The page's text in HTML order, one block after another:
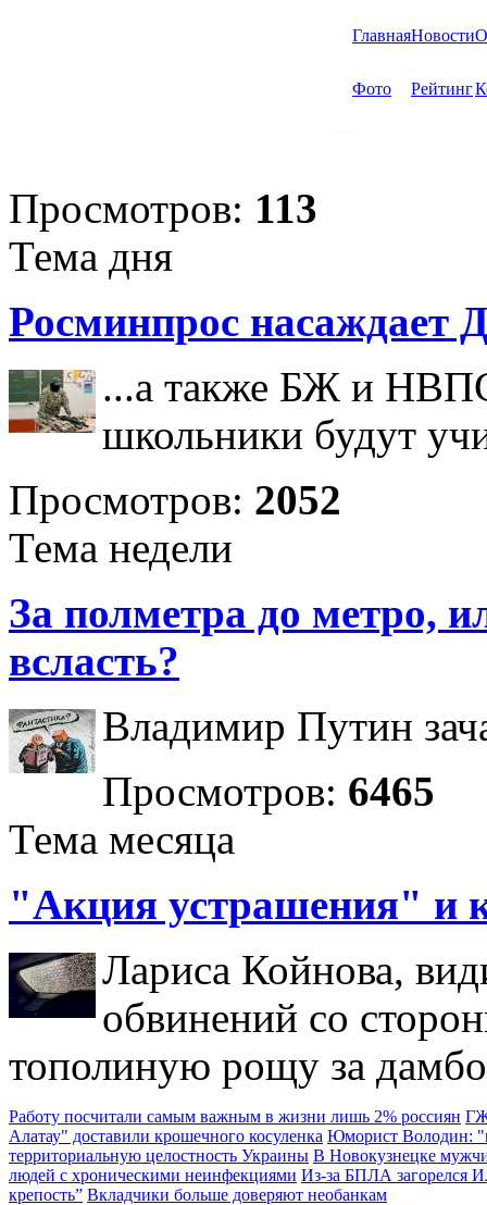
ГлавнаяНовости
Фото Рейтинг
Просмотров: 113
Тема дня
Росминпрос насаждает
...а также БЖ и НВПС
школьники будут
Просмотров: 2052
Тема недели
За полметра до метро,
всласть?
Владимир Путин
Просмотров: 6465
Тема месяца
"Акция устрашения" и
Лариса Койнова,
обвинений со
тополиную рощу за
Работу посчитали самым важным в жизни лишь 2% россиян
Алатау" доставили крошечного косуленка Юморист Володин:
территориальную целостность Украины В Новокузнецке
людей с хроническими неинфекциями Из-за БПЛА загорелся
крепость” Вкладчики больше доверяют необанкам